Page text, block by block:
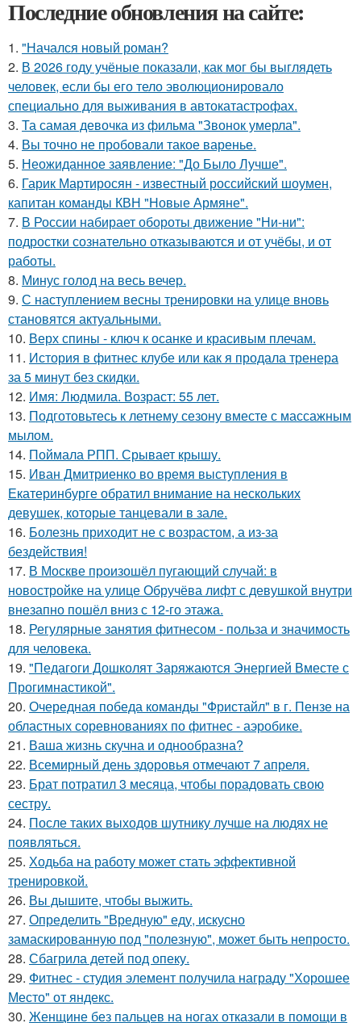
Последние обновления на сайте:
1. "Начался новый роман?
2. В 2026 году учёные показали, как мог бы выглядеть
человек, если бы его тело эволюционировало
специально для выживания в автокатастpoфах.
3. Та самая девочка из фильма "Звонок умерла".
4. Вы точно не пробовали такое варенье.
5. Неожиданное заявление: "До Было Лучше".
6. Гарик Мартиросян - известный российский шоумен,
капитан команды КВН "Новые Армяне".
7. В России набирает обороты движение "Ни-ни":
подростки сознательно отказываются и от учёбы, и от
работы.
8. Минус голод на весь вечер.
9. С наступлением весны тренировки на улице вновь
становятся актуальными.
10. Верх спины - ключ к осанке и красивым плечам.
11. История в фитнес клубе или как я продала тренера
за 5 минут без скидки.
12. Имя: Людмила. Возраст: 55 лет.
13. Подготовьтесь к летнему сезону вместе с массажным
мылом.
14. Поймала РПП. Срывает крышу.
15. Иван Дмитриенко во время выступления в
Екатеринбурге обратил внимание на нескольких
девушек, которые танцевали в зале.
16. Болезнь приходит не с возрастом, а из-за
бездействия!
17. В Москве произошёл пугающий случай: в
новостройке на улице Обручёва лифт с девушкой внутри
внезапно пошёл вниз с 12-го этажа.
18. Регулярные занятия фитнесом - польза и значимость
для человека.
19. "Педагоги Дошколят Заряжаются Энергией Вместе с
Прогимнастикой".
20. Очередная победа команды "Фристайл" в г. Пензе на
областных соревнованиях по фитнес - аэробике.
21. Ваша жизнь скучна и однообразна?
22. Всемирный день здоровья отмечают 7 апреля.
23. Брат потратил 3 месяца, чтобы порадовать свою
сестру.
24. После таких выходов шутнику лучше на людях не
появляться.
25. Ходьба на работу может стать эффективной
тренировкой.
26. Вы дышите, чтобы выжить.
27. Определить "Вредную" еду, искусно
замаскированную под "полезную", может быть непросто.
28. Сбагрила детей под опеку.
29. Фитнес - студия элемент получила награду "Хорошее
Место" от яндекс.
30. Женщине без пальцев на ногах отказали в помощи в